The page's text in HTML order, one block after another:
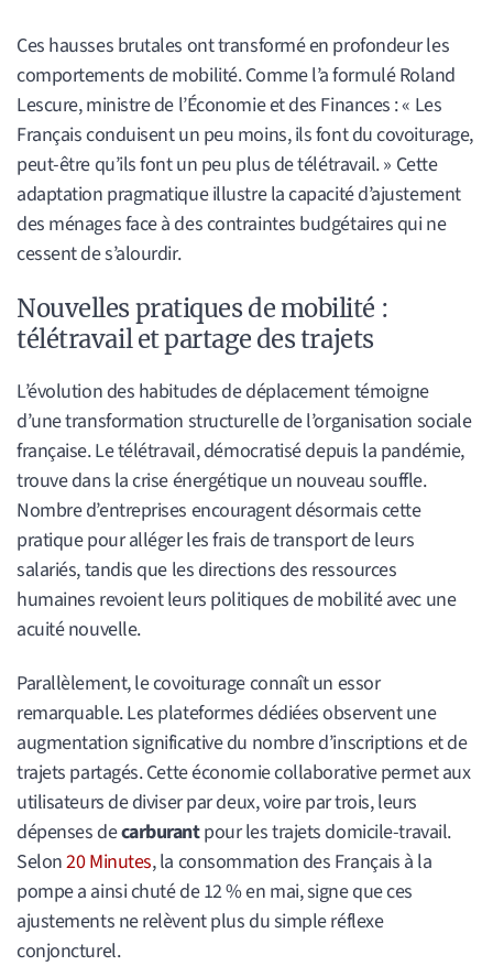
Ces hausses brutales ont transformé en profondeur les
comportements de mobilité. Comme l’a formulé Roland
Lescure, ministre de l’Économie et des Finances : « Les
Français conduisent un peu moins, ils font du covoiturage,
peut-être qu’ils font un peu plus de télétravail. » Cette
adaptation pragmatique illustre la capacité d’ajustement
des ménages face à des contraintes budgétaires qui ne
cessent de s’alourdir.
Nouvelles pratiques de mobilité :
télétravail et partage des trajets
L’évolution des habitudes de déplacement témoigne
d’une transformation structurelle de l’organisation sociale
française. Le télétravail, démocratisé depuis la pandémie,
trouve dans la crise énergétique un nouveau souffle.
Nombre d’entreprises encouragent désormais cette
pratique pour alléger les frais de transport de leurs
salariés, tandis que les directions des ressources
humaines revoient leurs politiques de mobilité avec une
acuité nouvelle.
Parallèlement, le covoiturage connaît un essor
remarquable. Les plateformes dédiées observent une
augmentation significative du nombre d’inscriptions et de
trajets partagés. Cette économie collaborative permet aux
utilisateurs de diviser par deux, voire par trois, leurs
dépenses decarburantpour les trajets domicile-travail.
Selon20 Minutes, la consommation des Français à la
pompe a ainsi chuté de 12 % en mai, signe que ces
ajustements ne relèvent plus du simple réflexe
conjoncturel.